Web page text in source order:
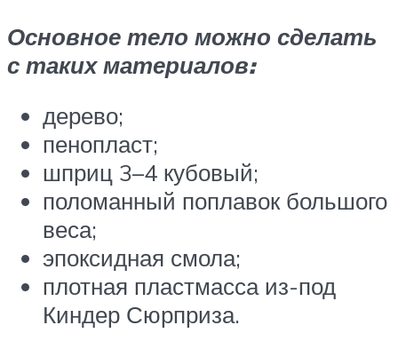
Основное тело можно сделать
с таких материалов:
дерево;
пенопласт;
шприц 3–4 кубовый;
поломанный поплавок большого
веса;
эпоксидная смола;
плотная пластмасса из-под
Киндер Сюрприза.